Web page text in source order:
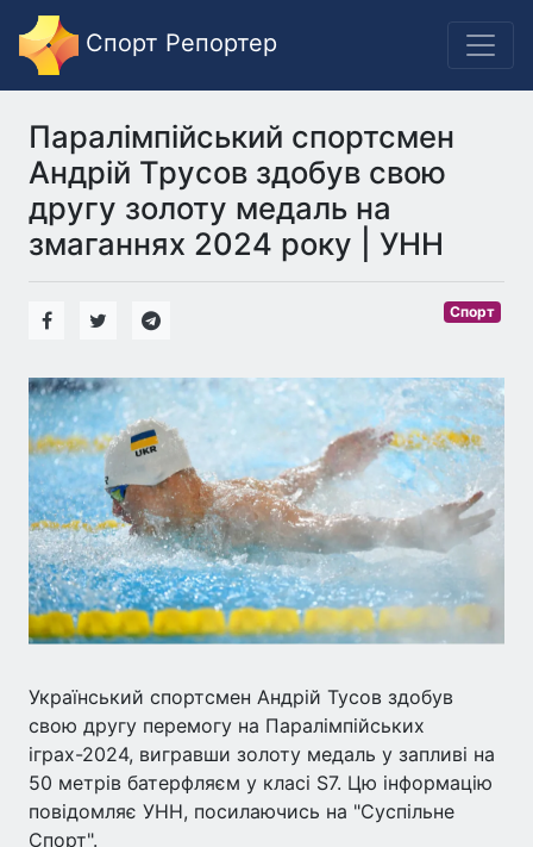
Спорт Репортер
Паралімпійський спортсмен
Андрій Трусов здобув свою
другу золоту медаль на
змаганнях 2024 року | УНН
Спорт
Український спортсмен Андрій Тусов здобув
свою другу перемогу на Паралімпійських
іграх-2024, вигравши золоту медаль у запливі на
50 метрів батерфляєм у класі S7. Цю інформацію
повідомляє УНН, посилаючись на "Суспільне
Спорт".